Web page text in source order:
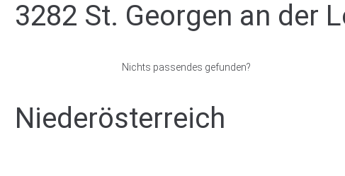
3282 St. Georgen an der
Nichts passendes gefunden?
Niederösterreich